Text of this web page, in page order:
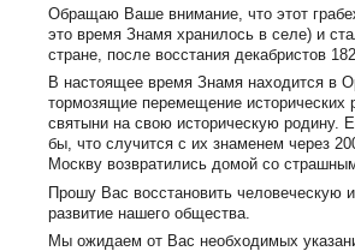
Обращаю Ваше внимание, что этот
это время Знамя хранилось в селе) и
стране, после восстания декабристов
В настоящее время Знамя находится в
тормозящие перемещение исторических
святыни на свою историческую родину.
бы, что случится с их знаменем через
Москву возвратились домой со
Прошу Вас восстановить человеческую
развитие нашего общества.
Мы ожидаем от Вас необходимых